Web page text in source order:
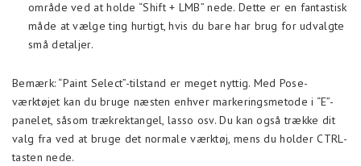
område ved at holde “Shift + LMB” nede. Dette er en fantastisk
måde at vælge ting hurtigt, hvis du bare har brug for udvalgte
små detaljer.
Bemærk: “Paint Select”-tilstand er meget nyttig. Med Pose-
værktøjet kan du bruge næsten enhver markeringsmetode i “E”-
panelet, såsom trækrektangel, lasso osv. Du kan også trække dit
valg fra ved at bruge det normale værktøj, mens du holder CTRL-
tasten nede.